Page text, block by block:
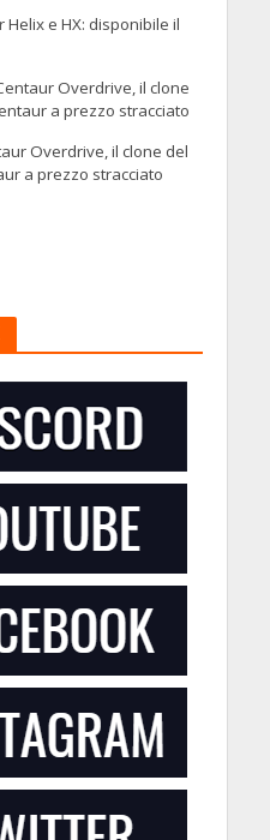
e HX: disponibile il
Overdrive, il clone
a prezzo stracciato
Overdrive, il clone del
a prezzo stracciato